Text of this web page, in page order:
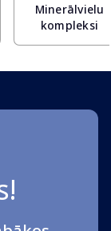
Minerālvielu
kompleksi